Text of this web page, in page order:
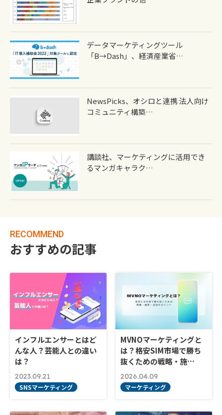
データマーケティングツール
「b→dash」、経済産業省…
NewsPicks、オシロと連携 法人向け
コミュニティ構築…
講談社、マーケティングに活用でき
るマンガキャラク…
RECOMMEND
おすすめの記事
インフルエンサーとはど
んな人？芸能人との違い
は？
2023.09.21
SNSマーケティング
MVNOマーケティングと
は？格安SIM市場で勝ち
抜くための戦略・施…
2026.04.09
マーケティング